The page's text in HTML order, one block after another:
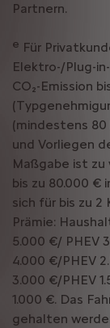
Partnern.
e Für
Elektro-/Plug-
CO₂-Emission
(mindestens
und Vorliegen
Maßgabe ist
bis zu 80.000 €
sich für bis zu 2
Prämie:
5.000 €/ PHEV
4.000 €/PHEV
3.000 €/PHEV
1.000 €. Das
gehalten